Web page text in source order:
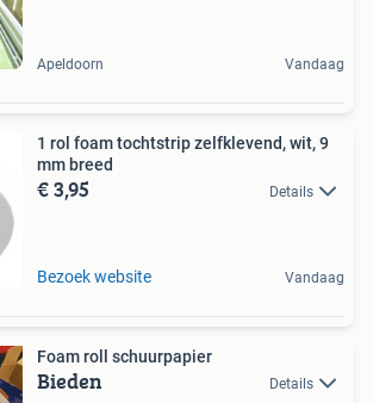
Apeldoorn Vandaag
1 rol foam tochtstrip zelfklevend, wit, 9
mm breed
€ 3,95 Details
Bezoek website Vandaag
Foam roll schuurpapier
Bieden Details